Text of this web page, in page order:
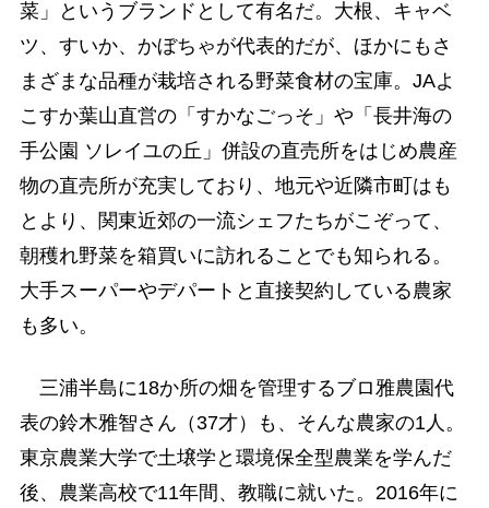
菜」というブランドとして有名だ。大根、キャベ
ツ、すいか、かぼちゃが代表的だが、ほかにもさ
まざまな品種が栽培される野菜食材の宝庫。JAよ
こすか葉山直営の「すかなごっそ」や「長井海の
手公園 ソレイユの丘」併設の直売所をはじめ農産
物の直売所が充実しており、地元や近隣市町はも
とより、関東近郊の一流シェフたちがこぞって、
朝穫れ野菜を箱買いに訪れることでも知られる。
大手スーパーやデパートと直接契約している農家
も多い。
三浦半島に18か所の畑を管理するブロ雅農園代
表の鈴木雅智さん（37才）も、そんな農家の1人。
東京農業大学で土壌学と環境保全型農業を学んだ
後、農業高校で11年間、教職に就いた。2016年に